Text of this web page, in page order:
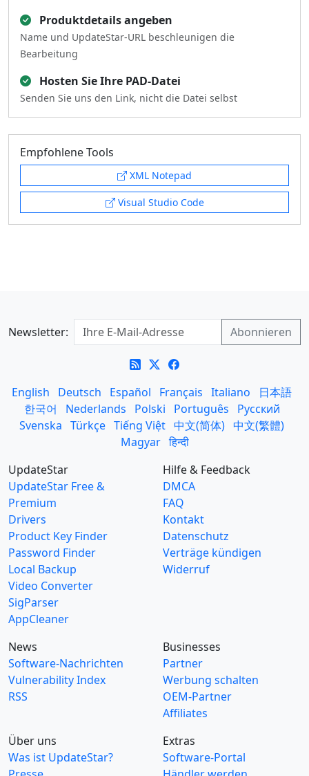
Produktdetails angeben
Name und UpdateStar-URL beschleunigen die
Bearbeitung
Hosten Sie Ihre PAD-Datei
Senden Sie uns den Link, nicht die Datei selbst
Empfohlene Tools
XML Notepad
Visual Studio Code
Newsletter:
English Deutsch Español Français Italiano
日本語
한국어
Nederlands Polski Português
Русский
Svenska Türkçe Tiếng Việt 中文(简体) 中文(繁體)
Magyar हिन्दी
UpdateStar
UpdateStar Free &
Premium
Drivers
Product Key Finder
Password Finder
Local Backup
Video Converter
SigParser
AppCleaner
Hilfe & Feedback
DMCA
FAQ
Kontakt
Datenschutz
Verträge kündigen
Widerruf
News
Software-Nachrichten
Vulnerability Index
RSS
Businesses
Partner
Werbung schalten
OEM-Partner
Affiliates
Über uns
Was ist UpdateStar?
Extras
Software-Portal